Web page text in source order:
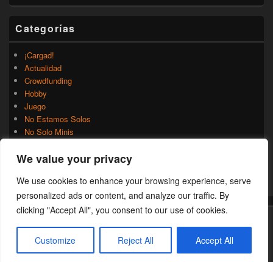
We value your privacy
We use cookies to enhance your browsing experience, serve
personalized ads or content, and analyze our traffic. By
clicking "Accept All", you consent to our use of cookies.
Customize Reject All Accept All
Categorías
¡Cargad!
Actualidad
Crowdfunding
Hobby
Juego
No Estamos Solos
No Solo Minis
Rumores
Uncategorized
Copyright © 2026 ¡Cargad!
. Todos los Derechos Reservados.